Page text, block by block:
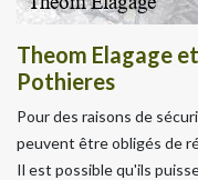
Theom Elagage
Pothieres
Pour des raisons de
peuvent être obligés de
Il est possible qu'ils